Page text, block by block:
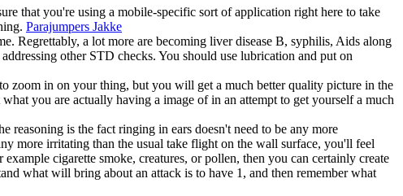
that you're using a mobile-specific sort of application right here to take
Parajumpers Jakke
Regrettably, a lot more are becoming liver disease B, syphilis, Aids along
other STD checks. You should use lubrication and put on
zoom in on your thing, but you will get a much better quality picture in the
you are actually having a image of in an attempt to get yourself a much
reasoning is the fact ringing in ears doesn't need to be any more
more irritating than the usual take flight on the wall surface, you'll feel
cigarette smoke, creatures, or pollen, then you can certainly create
what will bring about an attack is to have 1, and then remember what